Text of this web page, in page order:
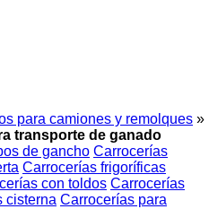
para camiones y remolques »
transporte de ganado
de gancho Carrocerías
Carrocerías frigoríficas
con toldos Carrocerías
cisterna Carrocerías para